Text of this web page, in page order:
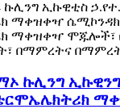
ኢኩዊቲስ
ማቀዝቀዣ
ማቀዝቀዣ ሞጁሎች፣
በማምረትና
ኩሊንግ